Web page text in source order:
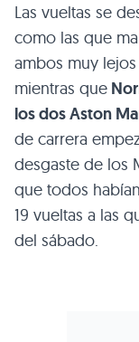
Las vueltas se
como las que
ambos muy
mientras que
los dos Aston
de carrera
desgaste de los
que todos
19 vueltas a las
del sábado.